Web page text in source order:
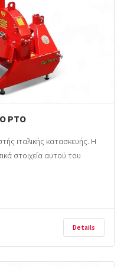
PTO
ιταλικής κατασκευής. Η
στοιχεία αυτού του
Details